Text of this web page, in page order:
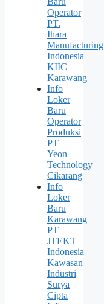
Operator
PT.
Ihara
Manufacturing
Indonesia
KIIC
Karawang
Info
Loker
Baru
Operator
Produksi
PT
Yeon
Technology
Cikarang
Info
Loker
Baru
Karawang
PT
JTEKT
Indonesia
Kawasan
Industri
Surya
Cipta